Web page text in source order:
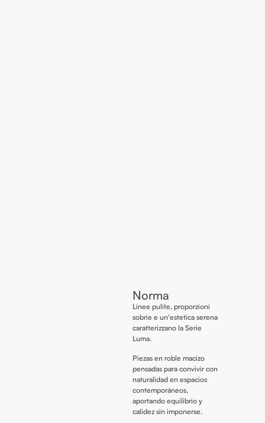
Norma
Linee pulite, proporzioni
sobrie e un'estetica serena
caratterizzano la Serie
Luma.
Piezas en roble macizo
pensadas para convivir con
naturalidad en espacios
contemporáneos,
aportando equilibrio y
calidez sin imponerse.